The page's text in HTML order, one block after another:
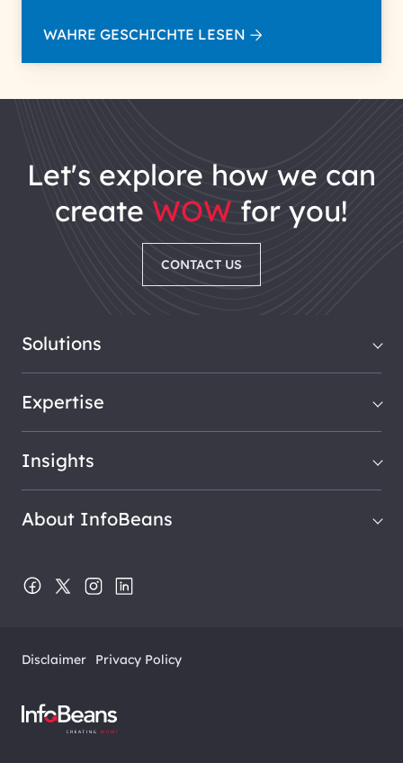
WAHRE GESCHICHTE LESEN
let's explore how we can
create WOW for you!
CONTACT US
Solutions
Expertise
Insights
About InfoBeans
Disclaimer Privacy Policy